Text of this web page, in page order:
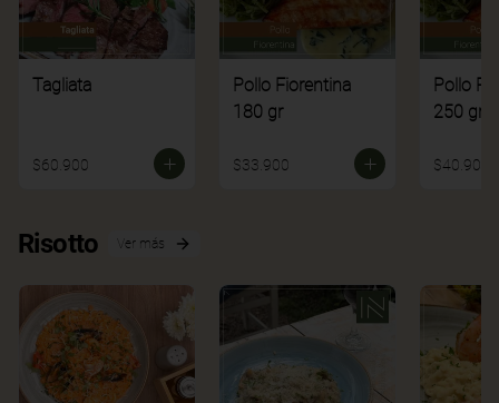
Tagliata
$60.900
Pollo Fiorentina
180 gr
$33.900
Pollo
250 gr
$40.900
Risotto Ver más